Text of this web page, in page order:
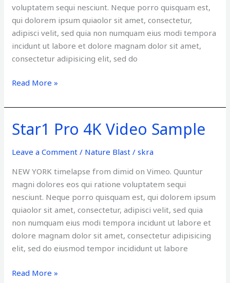
voluptatem sequi nesciunt. Neque porro quisquam est,
qui dolorem ipsum quiaolor sit amet, consectetur,
adipisci velit, sed quia non numquam eius modi tempora
incidunt ut labore et dolore magnam dolor sit amet,
consectetur adipisicing elit, sed do
Read More »
Star1 Pro 4K Video Sample
Leave a Comment / Nature Blast /skra
NEW YORK timelapse from dimid on Vimeo. Quuntur
magni dolores eos qui ratione voluptatem sequi
nesciunt. Neque porro quisquam est, qui dolorem ipsum
quiaolor sit amet, consectetur, adipisci velit, sed quia
non numquam eius modi tempora incidunt ut labore et
dolore magnam dolor sit amet, consectetur adipisicing
elit, sed do eiusmod tempor incididunt ut labore
Star1
Pro
4K
Sample
Read More »